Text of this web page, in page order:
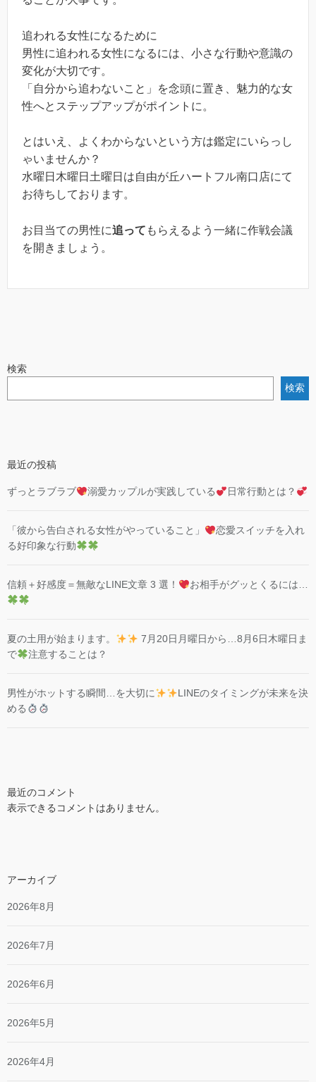
追われる女性になるために
男性に追われる女性になるには、小さな行動や意識の
変化が大切です。
「自分から追わないこと」を念頭に置き、魅力的な女
性へとステップアップがポイントに。
とはいえ、よくわからないという方は鑑定にいらっし
ゃいませんか？
水曜日木曜日土曜日は自由が丘ハートフル南口店にて
お待ちしております。
お目当ての男性に追って もらえるよう一緒に作戦会議
を開きましょう。
検索
検索
最近の投稿
ずっとラブラブ 溺愛カップルが実践している 日常行動とは？
「彼から告白される女性がやっていること」
恋愛スイッチを入れ
る好印象な行動
信頼＋好感度＝無敵なLINE文章 3 選！ お相手がグッとくるには…
夏の土用が始まります。
7月20日月曜日から…8月6日木曜日ま
で
注意することは？
男性がホットする瞬間…を大切に
LINEのタイミングが未来を決
める
最近のコメント
表示できるコメントはありません。
アーカイブ
2026年8月
2026年7月
2026年6月
2026年5月
2026年4月